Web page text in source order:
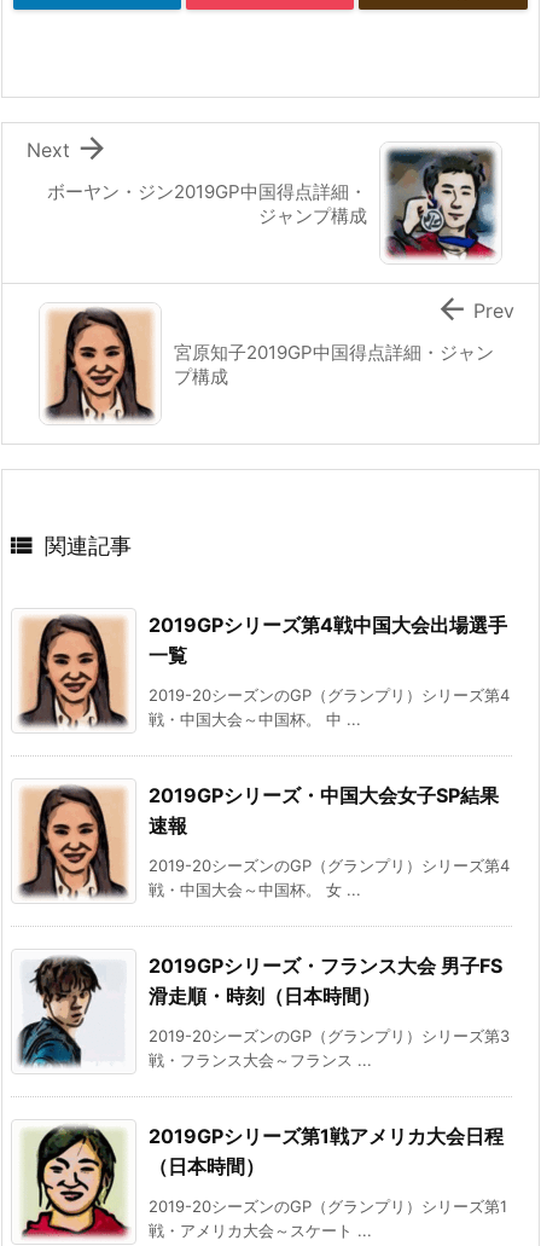
ボーヤン・ジン2019GP中国得点詳細・
ジャンプ構成

Next
宮原知子2019GP中国得点詳細・ジャン
プ構成
 Prev
 関連記事
2019GPシリーズ第4戦中国大会出場選手
一覧
2019-20シーズンのGP（グランプリ）シリーズ第4
戦・中国大会～中国杯。 中 ...
2019GPシリーズ・中国大会女子SP結果
速報
2019-20シーズンのGP（グランプリ）シリーズ第4
戦・中国大会～中国杯。 女 ...
2019GPシリーズ・フランス大会 男子FS
滑走順・時刻（日本時間）
2019-20シーズンのGP（グランプリ）シリーズ第3
戦・フランス大会～フランス ...
2019GPシリーズ第1戦アメリカ大会日程
（日本時間）
2019-20シーズンのGP（グランプリ）シリーズ第1
戦・アメリカ大会～スケート ...